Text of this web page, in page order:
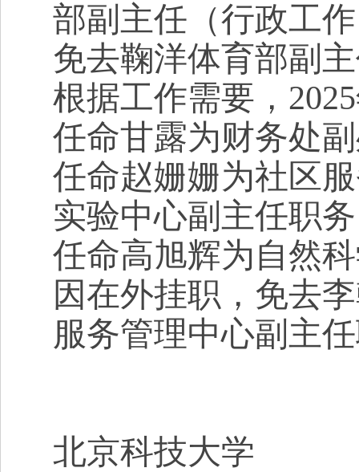
部副主任（行政工
免去鞠洋体育部副
根据工作需要， 2025
任命甘露为财务处
任命赵姗姗为社区
实验中心副主任职
任命高旭辉为自然
因在外挂职，免去
服务管理中心副主
北京科技大学